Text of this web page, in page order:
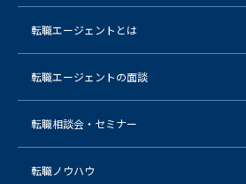
転職エージェントとは
転職エージェントの面談
転職相談会・セミナー
転職ノウハウ